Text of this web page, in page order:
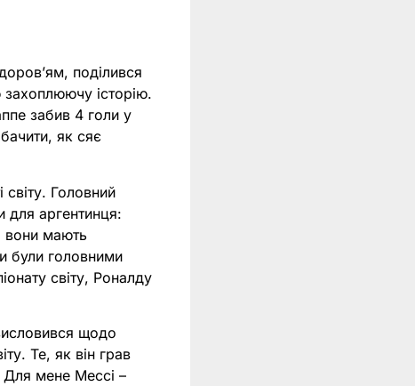
поділився
історію.
забив 4 голи у
як сяє
Головний
для аргентинця:
вони мають
були головними
світу, Роналду
щодо
Те, як він грав
Для мене Мессі –